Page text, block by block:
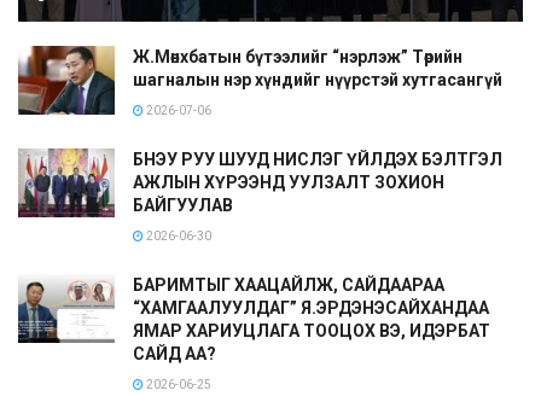
Ж.Мөнхбатын бүтээлийг “нэрлэж” Төрийн
шагналын нэр хүндийг нүүрстэй хутгасангүй
2026-07-06
БНЭУ РУУ ШУУД НИСЛЭГ ҮЙЛДЭХ БЭЛТГЭЛ
АЖЛЫН ХҮРЭЭНД УУЛЗАЛТ ЗОХИОН
БАЙГУУЛАВ
2026-06-30
БАРИМТЫГ ХААЦАЙЛЖ, САЙДААРАА
“ХАМГААЛУУЛДАГ” Я.ЭРДЭНЭСАЙХАНДАА
ЯМАР ХАРИУЦЛАГА ТООЦОХ ВЭ, ИДЭРБАТ
САЙД АА?
2026-06-25